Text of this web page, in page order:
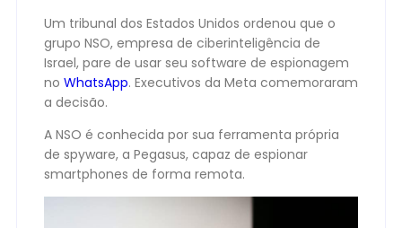
Um tribunal dos Estados Unidos ordenou que o
grupo NSO, empresa de ciberinteligência de
Israel, pare de usar seu software de espionagem
no WhatsApp. Executivos da Meta comemoraram
a decisão.
A NSO é conhecida por sua ferramenta própria
de spyware, a Pegasus, capaz de espionar
smartphones de forma remota.